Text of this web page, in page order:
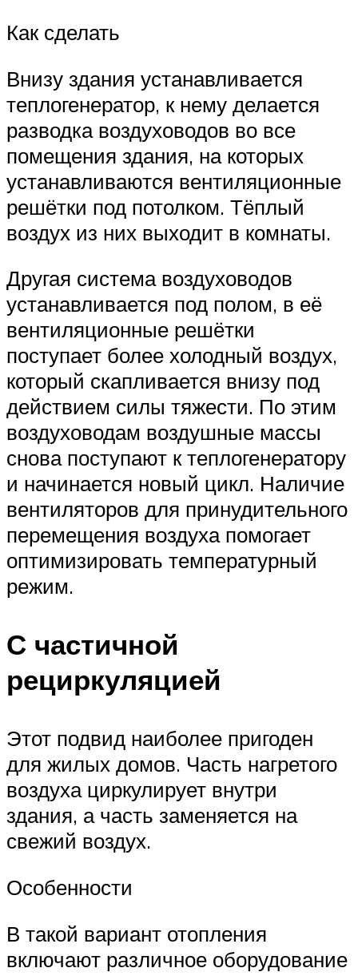
Как сделать
Внизу здания устанавливается
теплогенератор, к нему делается
разводка воздуховодов во все
помещения здания, на которых
устанавливаются вентиляционные
решётки под потолком. Тёплый
воздух из них выходит в комнаты.
Другая система воздуховодов
устанавливается под полом, в её
вентиляционные решётки
поступает более холодный воздух,
который скапливается внизу под
действием силы тяжести. По этим
воздуховодам воздушные массы
снова поступают к теплогенератору
и начинается новый цикл. Наличие
вентиляторов для принудительного
перемещения воздуха помогает
оптимизировать температурный
режим.
С частичной
рециркуляцией
Этот подвид наиболее пригоден
для жилых домов. Часть нагретого
воздуха циркулирует внутри
здания, а часть заменяется на
свежий воздух.
Особенности
В такой вариант отопления
включают различное оборудование